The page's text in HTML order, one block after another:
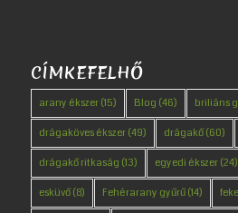
CÍMKEFELHŐ
arany ékszer(15) Blog (46) briliáns
drágaköves ékszer(49) drágakő(60)
drágakő ritkaság (13) egyedi ékszer(24)
esküvő(8) Fehérarany gyűrű(14)